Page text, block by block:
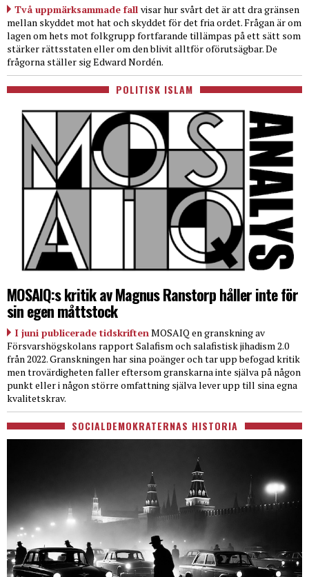
Två uppmärksammade fall visar hur svårt det är att dra gränsen
mellan skyddet mot hat och skyddet för det fria ordet. Frågan är om
lagen om hets mot folkgrupp fortfarande tillämpas på ett sätt som
stärker rättsstaten eller om den blivit alltför oförutsägbar. De
frågorna ställer sig Edward Nordén.
POLITISK ISLAM
MOSAIQ:s kritik av Magnus Ranstorp håller inte för
sin egen måttstock
I juni publicerade tidskriften MOSAIQ en granskning av
Försvarshögskolans rapport Salafism och salafistisk jihadism 2.0
från 2022. Granskningen har sina poänger och tar upp befogad kritik
men trovärdigheten faller eftersom granskarna inte själva på någon
punkt eller i någon större omfattning själva lever upp till sina egna
kvalitetskrav.
SOCIALDEMOKRATERNAS HISTORIA